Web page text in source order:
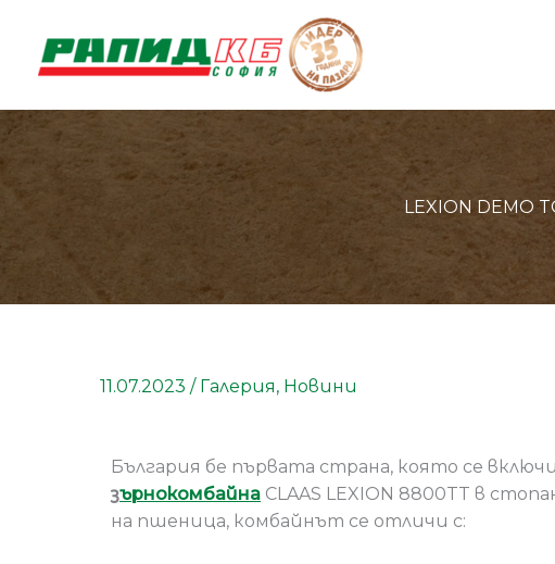
content
LEXION
11.07.2023 / Галерия, Новини
България бе първата страна, която се
зърнокомбайна CLAAS LEXION 8800TT в
на пшеница, комбайнът се отличи с: